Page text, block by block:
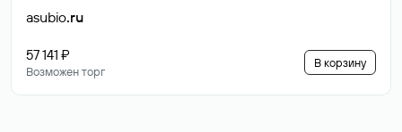
asubio.ru
57 141 ₽
Возможен торг
В корзину